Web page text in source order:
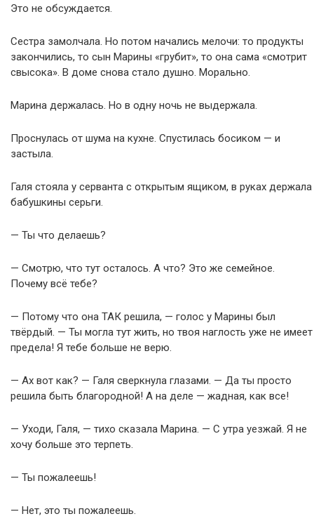
Это не обсуждается.
Сестра замолчала. Но потом начались мелочи: то продукты
закончились, то сын Марины «грубит», то она сама «смотрит
свысока». В доме снова стало душно. Морально.
Марина держалась. Но в одну ночь не выдержала.
Проснулась от шума на кухне. Спустилась босиком — и
застыла.
Галя стояла у серванта с открытым ящиком, в руках держала
бабушкины серьги.
— Ты что делаешь?
— Смотрю, что тут осталось. А что? Это же семейное.
Почему всё тебе?
— Потому что она ТАК решила, — голос у Марины был
твёрдый. — Ты могла тут жить, но твоя наглость уже не имеет
предела! Я тебе больше не верю.
— Ах вот как? — Галя сверкнула глазами. — Да ты просто
решила быть благородной! А на деле — жадная, как все!
— Уходи, Галя, — тихо сказала Марина. — С утра уезжай. Я не
хочу больше это терпеть.
— Ты пожалеешь!
— Нет, это ты пожалеешь.